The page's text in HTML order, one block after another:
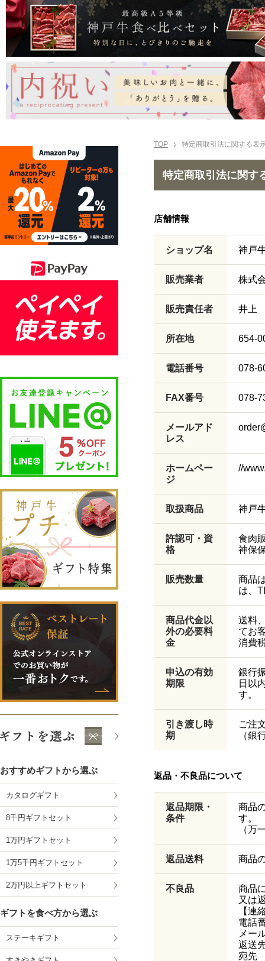
TOP 特定商取引法に関する表
特定商取引法に関す
店舗情報
ショップ名 神戸
販売業者 株式
販売責任者 井上
所在地 654-
電話番号 078-
FAX番号 078-
メールアド
レス
ホームペー
ジ
//
取扱商品 神戸
許認可・資
格
食肉
神保
販売数量
商品
は、
商品代金以
外の必要料
金
送料
てお
消費
申込の有効
期限
銀行
日以
す。
引き渡し時
期
ご注
（銀
返品・不良品について
返品期限・
条件
商品
す。
（万
返品送料 商品
不良品
商品
又は
【連
電話
メー
返送
宛先
おすすめギフトから選ぶ
カタログギフト
8千円ギフトセット
1万円ギフトセット
1万5千円ギフトセット
2万円以上ギフトセット
ギフトを食べ方から選ぶ
ステーキギフト